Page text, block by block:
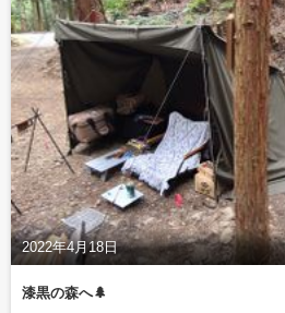
2022年4月18日
漆黒の森へ🌲